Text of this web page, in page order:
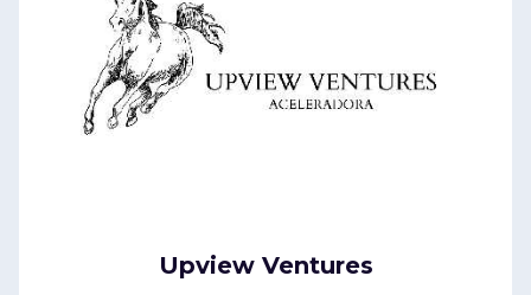
Upview Ventures